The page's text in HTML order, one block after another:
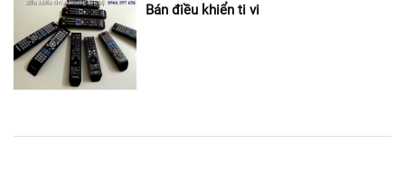
Bán điều khiển ti vi